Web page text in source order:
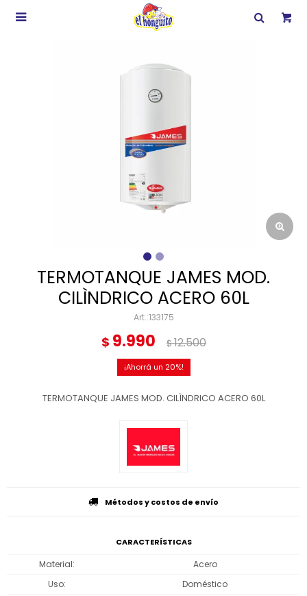

TERMOTANQUE JAMES MOD.
CILÌNDRICO ACERO 60L
133175
$ 9.990 $12.500
20
TERMOTANQUE JAMES MOD. CILÌNDRICO ACERO 60L
Métodos y costos de envío
CARACTERÍSTICAS
Material
Acero
Uso
Doméstico